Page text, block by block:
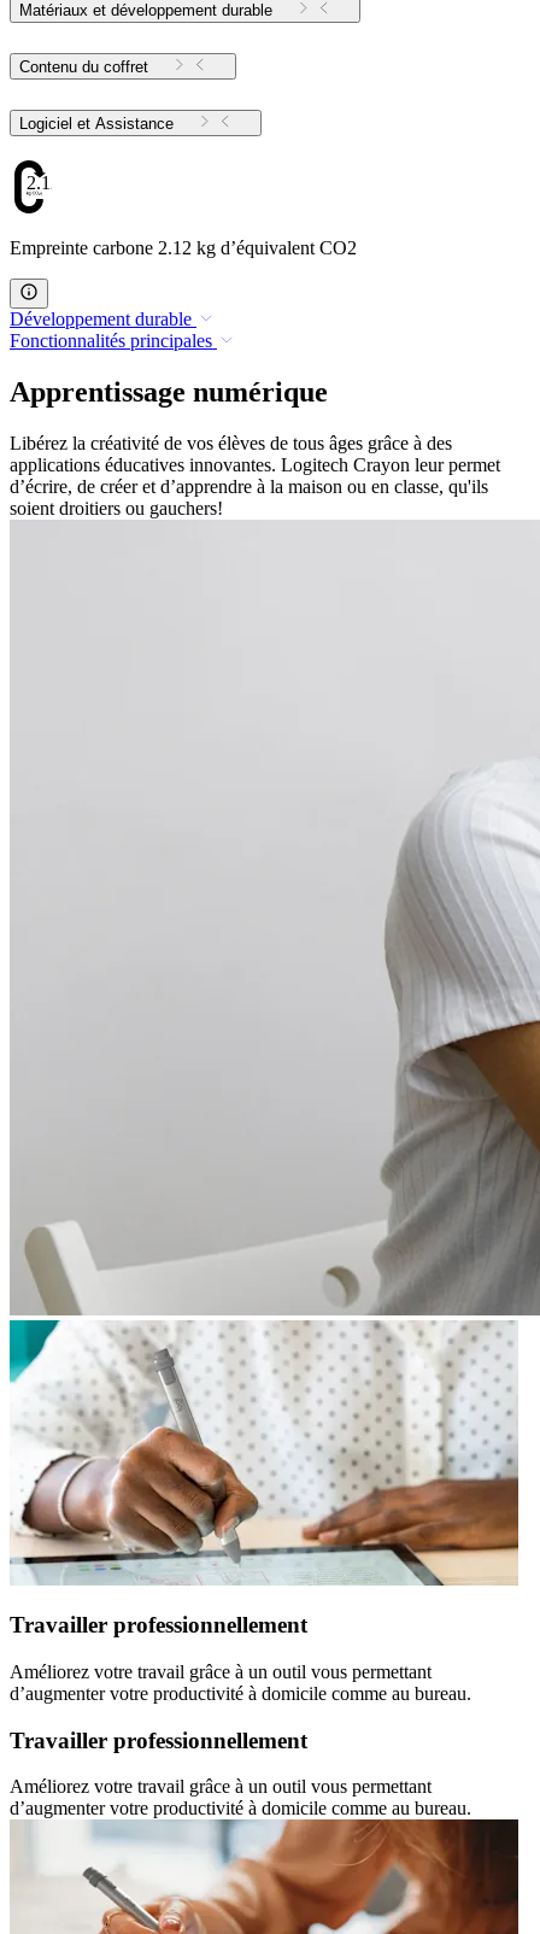
Matériaux et développement durable
Contenu du coffret
Logiciel et Assistance
2.12
Empreinte carbone 2.12 kg d’équivalent CO2
Développement durable
Fonctionnalités principales
Apprentissage numérique
Libérez la créativité de vos élèves de tous âges grâce à des
applications éducatives innovantes. Logitech Crayon leur permet
d’écrire, de créer et d’apprendre à la maison ou en classe, qu'ils
soient droitiers ou gauchers!
Travailler professionnellement
Améliorez votre travail grâce à un outil vous permettant
d’augmenter votre productivité à domicile comme au bureau.
Travailler professionnellement
Améliorez votre travail grâce à un outil vous permettant
d’augmenter votre productivité à domicile comme au bureau.